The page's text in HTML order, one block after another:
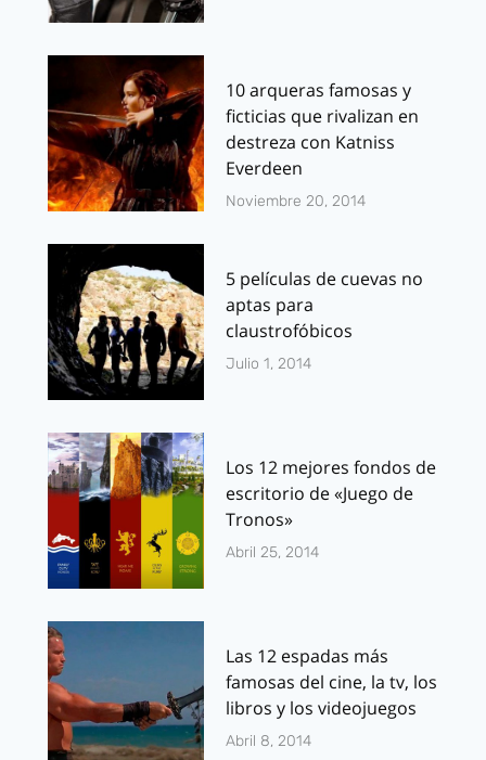
10 arqueras famosas y
ficticias que rivalizan en
destreza con Katniss
Everdeen
Noviembre 20, 2014
5 películas de cuevas no
aptas para
claustrofóbicos
Julio 1, 2014
Los 12 mejores fondos de
escritorio de «Juego de
Tronos»
Abril 25, 2014
Las 12 espadas más
famosas del cine, la tv, los
libros y los videojuegos
Abril 8, 2014